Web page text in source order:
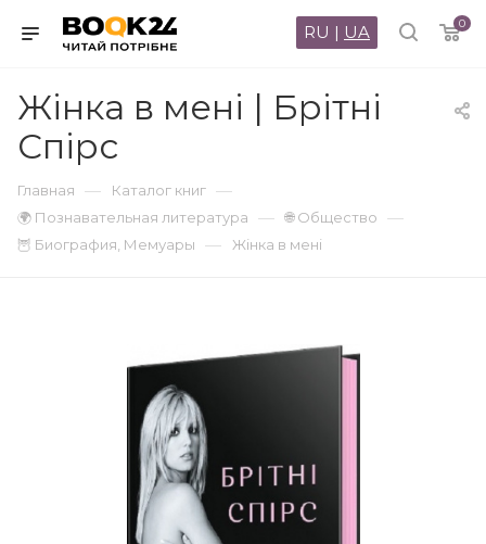
0
RU | UA
Жінка в мені | Брітні
Спірс
Главная — Каталог книг —
🌍 Познавательная литература — 🌐 Общество —
🦉 Биография, Мемуары — Жінка в мені